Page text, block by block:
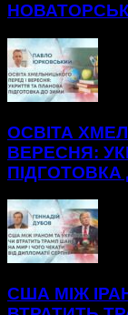
ОСВІТА
ВЕРЕСНЯ:
США МІЖ